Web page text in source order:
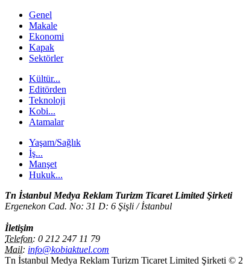
Genel
Makale
Ekonomi
Kapak
Sektörler
Kültür...
Editörden
Teknoloji
Kobi...
Atamalar
Yaşam/Sağlık
İş...
Manşet
Hukuk...
Tn İstanbul Medya Reklam Turizm Ticaret Limited Şirketi
Ergenekon Cad. No: 31 D: 6 Şişli / İstanbul
İletişim
Telefon: 0 212 247 11 79
Mail: info@kobiaktuel.com
Tn İstanbul Medya Reklam Turizm Ticaret Limited Şirketi ©